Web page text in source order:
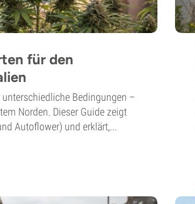
für den
Bedingungen –
Norden. Dieser Guide zeigt
Autoflower) und erklärt,...